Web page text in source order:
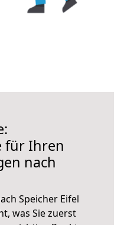
für Ihren
nach
Speicher Eifel
was Sie zuerst